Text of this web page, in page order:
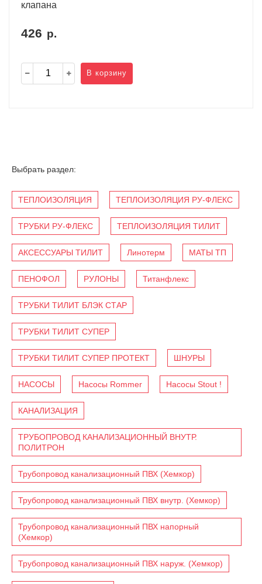
клапана
426 р.
В корзину
Выбрать раздел:
ТЕПЛОИЗОЛЯЦИЯ ТЕПЛОИЗОЛЯЦИЯ РУ-ФЛЕКС
ТРУБКИ РУ-ФЛЕКС ТЕПЛОИЗОЛЯЦИЯ ТИЛИТ
АКСЕССУАРЫ ТИЛИТ Линотерм МАТЫ ТП
ПЕНОФОЛ РУЛОНЫ Титанфлекс
ТРУБКИ ТИЛИТ БЛЭК СТАР
ТРУБКИ ТИЛИТ СУПЕР
ТРУБКИ ТИЛИТ СУПЕР ПРОТЕКТ ШНУРЫ
НАСОСЫ Насосы Rommer Насосы Stout !
КАНАЛИЗАЦИЯ
ТРУБОПРОВОД КАНАЛИЗАЦИОННЫЙ ВНУТР.
ПОЛИТРОН
Трубопровод канализационный ПВХ (Хемкор)
Трубопровод канализационный ПВХ внутр. (Хемкор)
Трубопровод канализационный ПВХ напорный
(Хемкор)
Трубопровод канализационный ПВХ наруж. (Хемкор)